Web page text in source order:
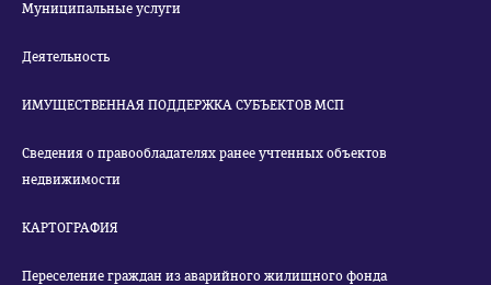
Муниципальные услуги
Деятельность
ИМУЩЕСТВЕННАЯ ПОДДЕРЖКА СУБЪЕКТОВ МСП
Сведения о правообладателях ранее учтенных объектов
недвижимости
КАРТОГРАФИЯ
Переселение граждан из аварийного жилищного фонда